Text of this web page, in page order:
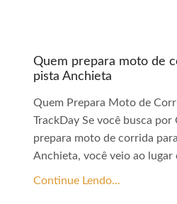
Quem prepara moto de
pista Anchieta
Quem Prepara Moto de
TrackDay Se você busca por
prepara moto de corrida
Anchieta, você veio ao lugar
Continue Lendo...